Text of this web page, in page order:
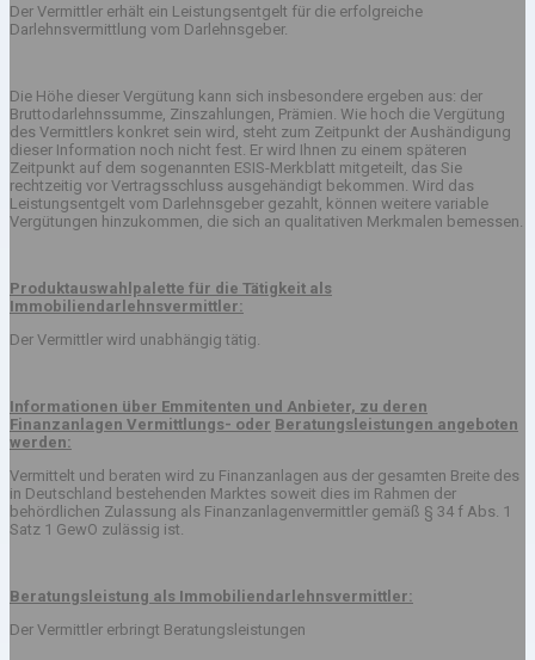
Der Vermittler erhält ein Leistungsentgelt für die erfolgreiche
Darlehnsvermittlung vom Darlehnsgeber.
Die Höhe dieser Vergütung kann sich insbesondere ergeben aus: der
Bruttodarlehnssumme, Zinszahlungen, Prämien. Wie hoch die Vergütung
des Vermittlers konkret sein wird, steht zum Zeitpunkt der Aushändigung
dieser Information noch nicht fest. Er wird Ihnen zu einem späteren
Zeitpunkt auf dem sogenannten ESIS-Merkblatt mitgeteilt, das Sie
rechtzeitig vor Vertragsschluss ausgehändigt bekommen. Wird das
Leistungsentgelt vom Darlehnsgeber gezahlt, können weitere variable
Vergütungen hinzukommen, die sich an qualitativen Merkmalen bemessen.
Produktauswahlpalette für die Tätigkeit als
Immobiliendarlehnsvermittler:
Der Vermittler wird unabhängig tätig.
Informationen über Emmitenten und Anbieter, zu deren
Finanzanlagen Vermittlungs- oder Beratungsleistungen angeboten
werden:
Vermittelt und beraten wird zu Finanzanlagen aus der gesamten Breite des
in Deutschland bestehenden Marktes soweit dies im Rahmen der
behördlichen Zulassung als Finanzanlagenvermittler gemäß § 34 f Abs. 1
Satz 1 GewO zulässig ist.
Beratungsleistung als Immobiliendarlehnsvermittler:
Der Vermittler erbringt Beratungsleistungen